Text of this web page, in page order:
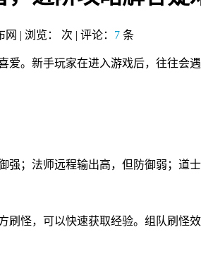
| 浏览： 次 | 评论： 7 条
爱。新手玩家在进入游戏后，往往
；法师远程输出高，但防御弱；道
怪，可以快速获取经验。组队刷怪